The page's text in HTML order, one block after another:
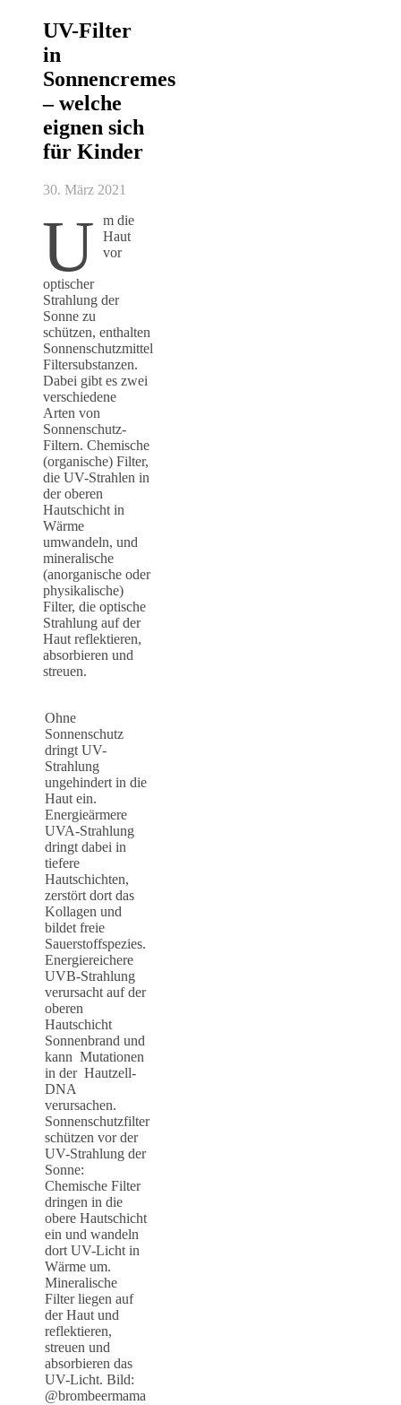
UV-Filter
in
Sonnencremes
– welche
eignen sich
für Kinder
30. März 2021
U
m die
Haut
vor
optischer
Strahlung der
Sonne zu
schützen, enthalten
Sonnenschutzmittel
Filtersubstanzen.
Dabei gibt es zwei
verschiedene
Arten von
Sonnenschutz-
Filtern. Chemische
(organische) Filter,
die UV-Strahlen in
der oberen
Hautschicht in
Wärme
umwandeln, und
mineralische
(anorganische oder
physikalische)
Filter, die optische
Strahlung auf der
Haut reflektieren,
absorbieren und
streuen.
Ohne
Sonnenschutz
dringt UV-
Strahlung
ungehindert in die
Haut ein.
Energieärmere
UVA-Strahlung
dringt dabei in
tiefere
Hautschichten,
zerstört dort das
Kollagen und
bildet freie
Sauerstoffspezies.
Energiereichere
UVB-Strahlung
verursacht auf der
oberen
Hautschicht
Sonnenbrand und
kann Mutationen
in der Hautzell-
DNA
verursachen.
Sonnenschutzfilter
schützen vor der
UV-Strahlung der
Sonne:
Chemische Filter
dringen in die
obere Hautschicht
ein und wandeln
dort UV-Licht in
Wärme um.
Mineralische
Filter liegen auf
der Haut und
reflektieren,
streuen und
absorbieren das
UV-Licht. Bild:
@brombeermama